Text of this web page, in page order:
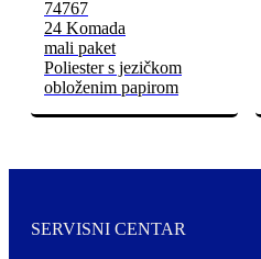
74767
24 Komada
mali paket
Poliester s jezičkom
obloženim papirom
SERVISNI CENTAR